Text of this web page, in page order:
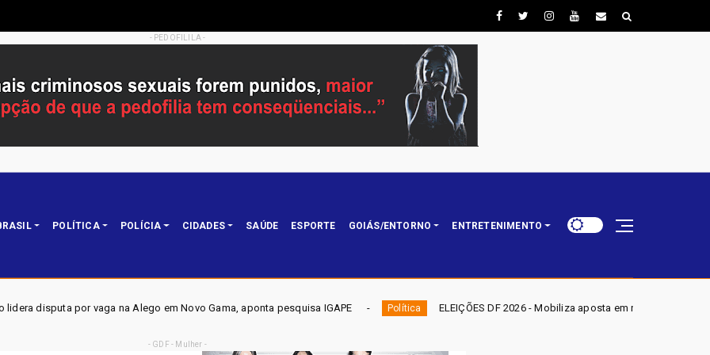
- PEDOFILILA -
POLÍTICA POLÍCIA CIDADES SAÚDE ESPORTE GOIÁS/ENTORNO ENTRETENIMENTO
em Novo Gama, aponta pesquisa IGAPE Política ELEIÇÕES DF 2026 - Mobiliza aposta em nominata completa e mira eleger três
- GDF - Mulher -